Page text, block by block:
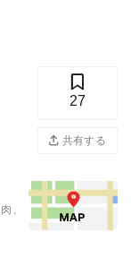
27
共有する
、